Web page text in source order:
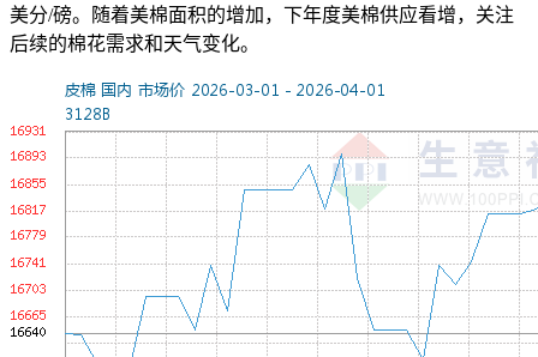
美分/磅。随着美棉面积的增加，下年度美棉供应看增，关注
后续的棉花需求和天气变化。